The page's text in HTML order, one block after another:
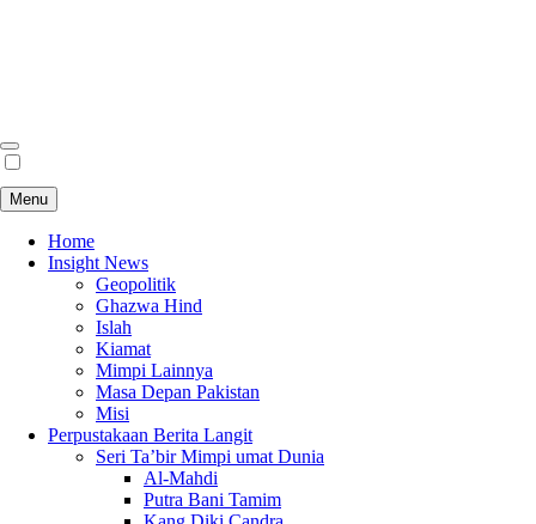
Menu
Home
Insight News
Geopolitik
Ghazwa Hind
Islah
Kiamat
Mimpi Lainnya
Masa Depan Pakistan
Misi
Perpustakaan Berita Langit
Seri Ta’bir Mimpi umat Dunia
Al-Mahdi
Putra Bani Tamim